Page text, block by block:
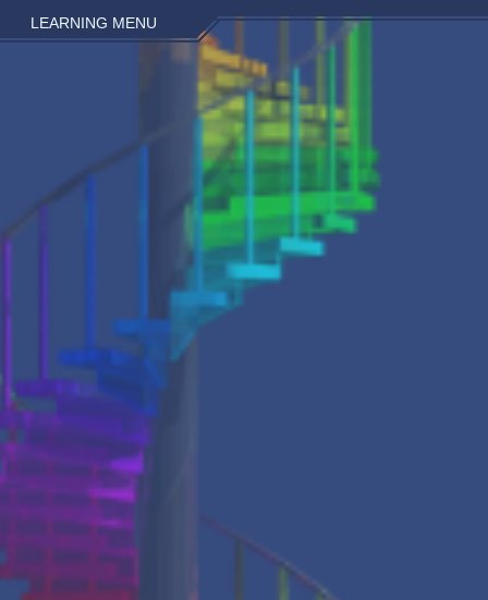
LEARNING MENU